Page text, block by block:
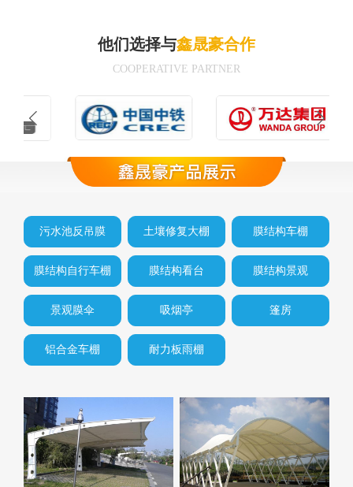
他们选择与鑫晟豪合作
COOPERATIVE PARTNER
污水池反吊膜 土壤修复大棚 膜结构车棚
膜结构自行车棚 膜结构看台 膜结构景观
景观膜伞 吸烟亭 篷房
铝合金车棚 耐力板雨棚